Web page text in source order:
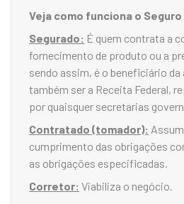
Veja como funciona o Seguro
Segurado: É quem contrata a
fornecimento de produto ou a
sendo assim, é o beneficiário da
também ser a Receita Federal,
por quaisquer secretarias
Contratado (tomador):
cumprimento das obrigações
as obrigações especificadas.
Corretor: Viabiliza o negócio.